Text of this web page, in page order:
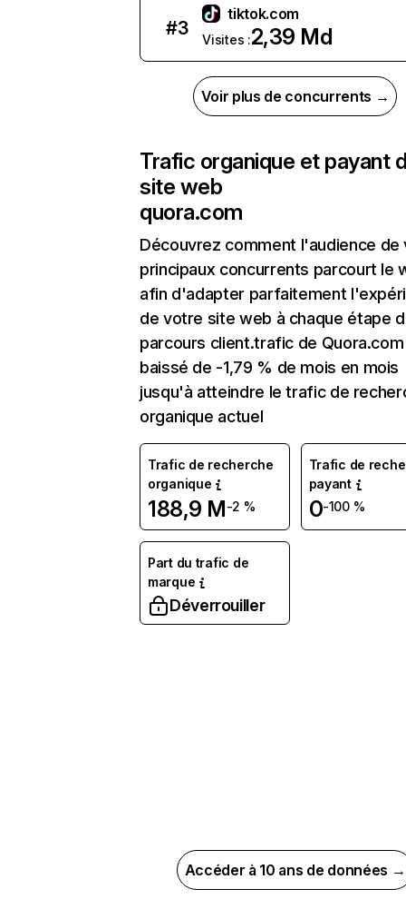
#3
tiktok.com
Visites :2,39 Md
Voir plus de concurrents →
Trafic organique et payant
site web
quora.com
Découvrez comment l'audience de
principaux concurrents parcourt le
afin d'adapter parfaitement
de votre site web à chaque étape
parcours client.trafic de Quora.com
baissé de -1,79 % de mois en mois
jusqu'à atteindre le trafic de
organique actuel
Trafic de recherche
organique
188,9 M-2 %
Trafic de
payant
0-100 %
Part du trafic de
marque
Déverrouiller
Accéder à 10 ans de données →